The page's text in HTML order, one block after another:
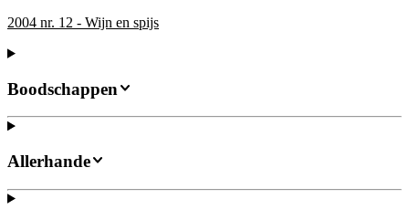
2004 nr. 12 - Wijn en spijs
Boodschappen
Allerhande